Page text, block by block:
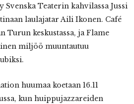
Svenska Teaterin kahvilassa Jussi
laulajatar Aili Ikonen. Café
Turun keskustassa, ja Flame
miljöö muuntautuu
huumaa koetaan 16.11
kun huippujazzareiden